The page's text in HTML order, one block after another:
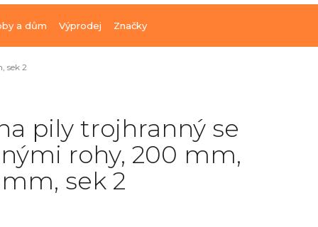
a dům Výprodej Značky
sek 2
pily trojhranný se
rohy, 200 mm,
mm, sek 2